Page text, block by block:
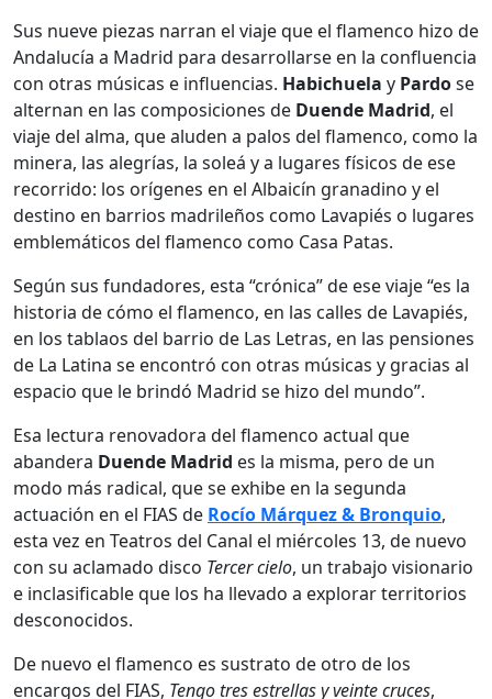
Sus nueve piezas narran el viaje que el flamenco hizo de
Andalucía a Madrid para desarrollarse en la confluencia
con otras músicas e influencias. Habichuela y Pardose
alternan en las composiciones de Duende Madrid, el
viaje del alma, que aluden a palos del flamenco, como la
minera, las alegrías, la soleá y a lugares físicos de ese
recorrido: los orígenes en el Albaicín granadino y el
destino en barrios madrileños como Lavapiés o lugares
emblemáticos del flamenco como Casa Patas.
Según sus fundadores, esta “crónica” de ese viaje “es la
historia de cómo el flamenco, en las calles de Lavapiés,
en los tablaos del barrio de Las Letras, en las pensiones
de La Latina se encontró con otras músicas y gracias al
espacio que le brindó Madrid se hizo del mundo”.
Esa lectura renovadora del flamenco actual que
abandera Duende Madrid es la misma, pero de un
modo más radical, que se exhibe en la segunda
actuación en el FIAS de Rocío Márquez & Bronquio,
esta vez en Teatros del Canal el miércoles 13, de nuevo
con su aclamado disco Tercer cielo, un trabajo visionario
e inclasificable que los ha llevado a explorar territorios
desconocidos.
De nuevo el flamenco es sustrato de otro de los
encargos del FIAS, Tengo tres estrellas y veinte cruces,